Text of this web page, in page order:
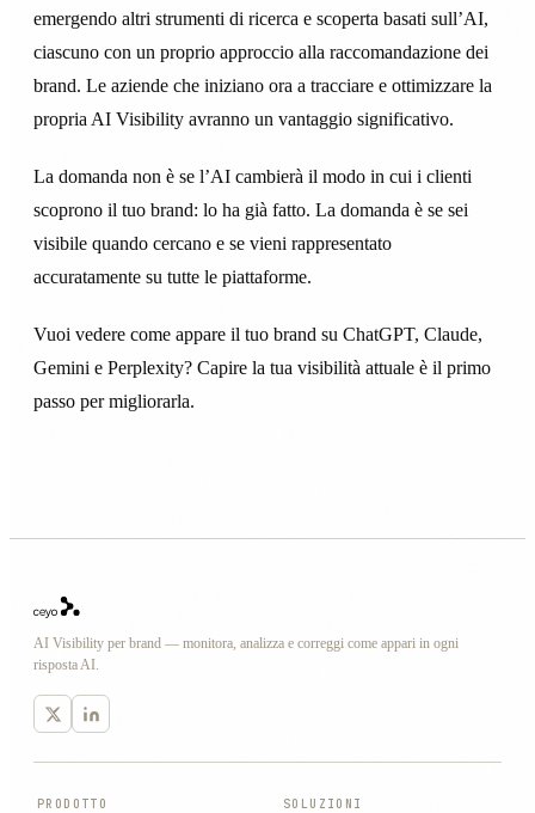
emergendo altri strumenti di ricerca e scoperta basati sull’AI,
ciascuno con un proprio approccio alla raccomandazione dei
brand. Le aziende che iniziano ora a tracciare e ottimizzare la
propria AI Visibility avranno un vantaggio significativo.
La domanda non è se l’AI cambierà il modo in cui i clienti
scoprono il tuo brand: lo ha già fatto. La domanda è se sei
visibile quando cercano e se vieni rappresentato
accuratamente su tutte le piattaforme.
Vuoi vedere come appare il tuo brand su ChatGPT, Claude,
Gemini e Perplexity? Capire la tua visibilità attuale è il primo
passo per migliorarla.
AI Visibility per brand — monitora, analizza e correggi come appari in ogni
risposta AI.
PRODOTTO SOLUZIONI